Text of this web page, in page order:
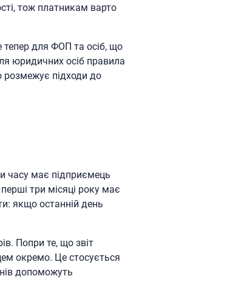
тож платникам варто
тепер для ФОП та осіб, що
юридичних осіб правила
підходи до
часу має підприємець
три місяці року має
якщо останній день
Попри те, що звіт
окремо. Це стосується
допоможуть